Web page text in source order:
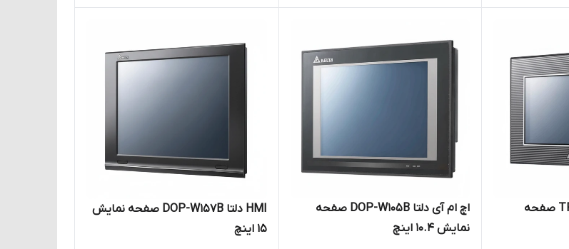
HMI دلتا TP70P-21EX1R صفحه
اچ ام آی دلتا DOP-W105B صفحه
نمایش 10.4 اینچ
HMI دلتا DOP-W157B صفحه نمایش
15 اینچ